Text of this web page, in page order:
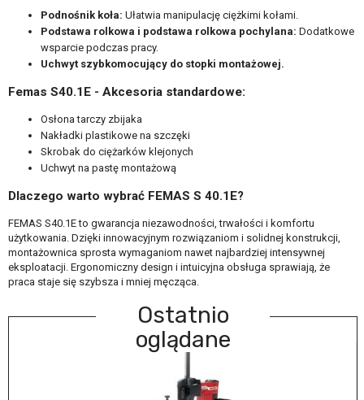
Podnośnik koła: Ułatwia manipulację ciężkimi kołami.
Podstawa rolkowa i podstawa rolkowa pochylana: Dodatkowe
wsparcie podczas pracy.
Uchwyt szybkomocujący do stopki montażowej.
Femas S40.1E - Akcesoria standardowe:
Osłona tarczy zbijaka
Nakładki plastikowe na szczęki
Skrobak do ciężarków klejonych
Uchwyt na pastę montażową
Dlaczego warto wybrać FEMAS S 40.1E?
FEMAS S40.1E to gwarancja niezawodności, trwałości i komfortu
użytkowania. Dzięki innowacyjnym rozwiązaniom i solidnej konstrukcji,
montażownica sprosta wymaganiom nawet najbardziej intensywnej
eksploatacji. Ergonomiczny design i intuicyjna obsługa sprawiają, że
praca staje się szybsza i mniej męcząca.
Ostatnio
oglądane